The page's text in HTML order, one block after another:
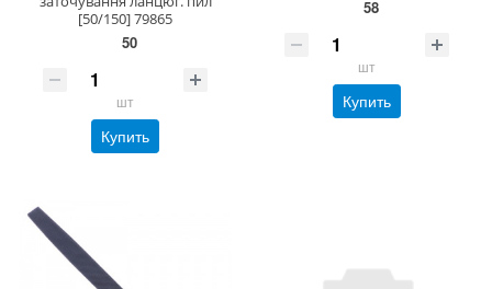
[50/150] 79865
50
шт
Купить
58
шт
Купить